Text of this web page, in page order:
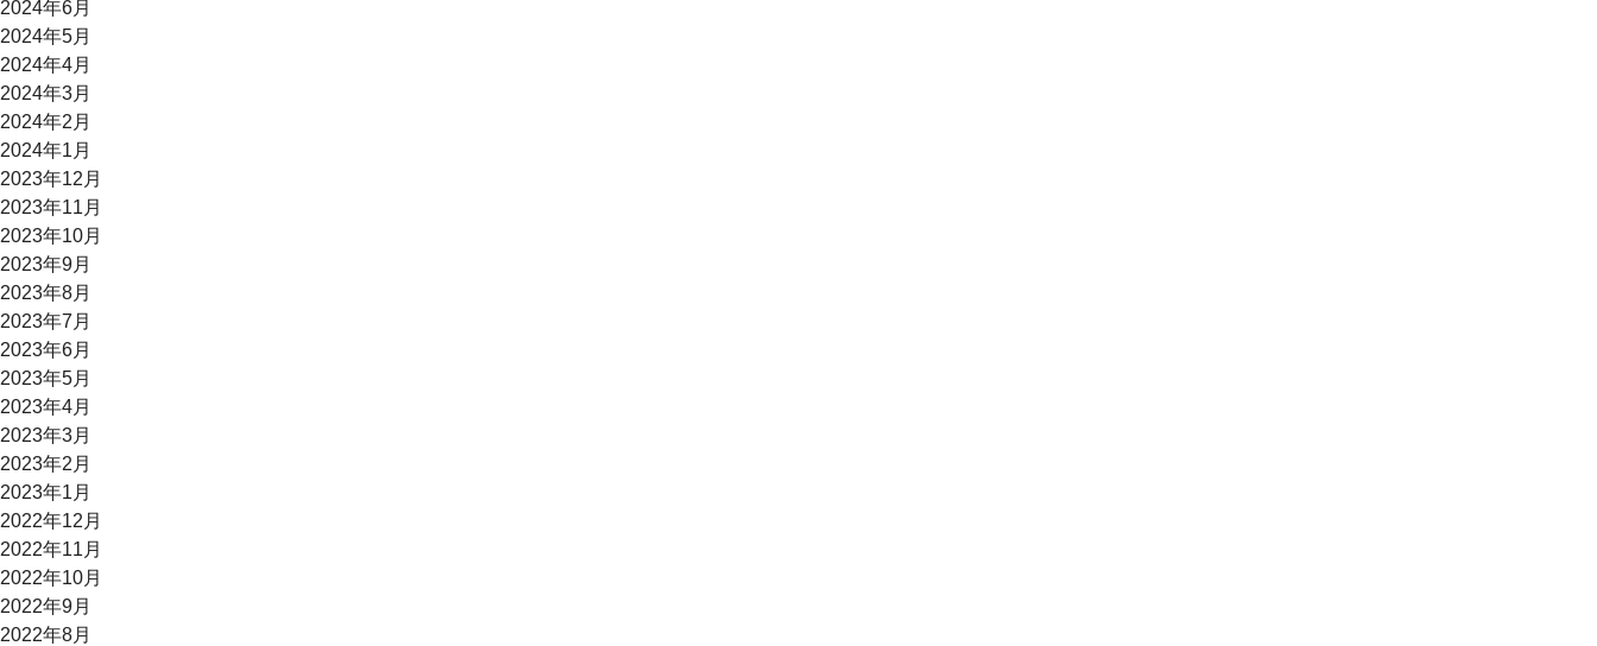
2024年6月
2024年5月
2024年4月
2024年3月
2024年2月
2024年1月
2023年12月
2023年11月
2023年10月
2023年9月
2023年8月
2023年7月
2023年6月
2023年5月
2023年4月
2023年3月
2023年2月
2023年1月
2022年12月
2022年11月
2022年10月
2022年9月
2022年8月